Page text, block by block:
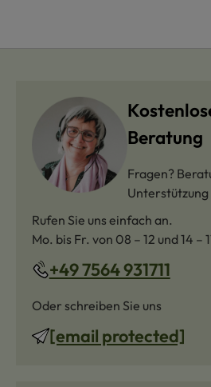
Beratung
Fragen?
Rufen Sie uns einfach an.
Mo. bis Fr. von 08 – 12 und 14 –
+49 7564 931711
Oder schreiben Sie uns
[email protected]